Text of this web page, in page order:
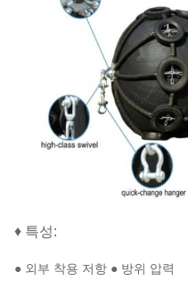
♦ 특성:
● 외부 착용 저항 ● 방위 압력